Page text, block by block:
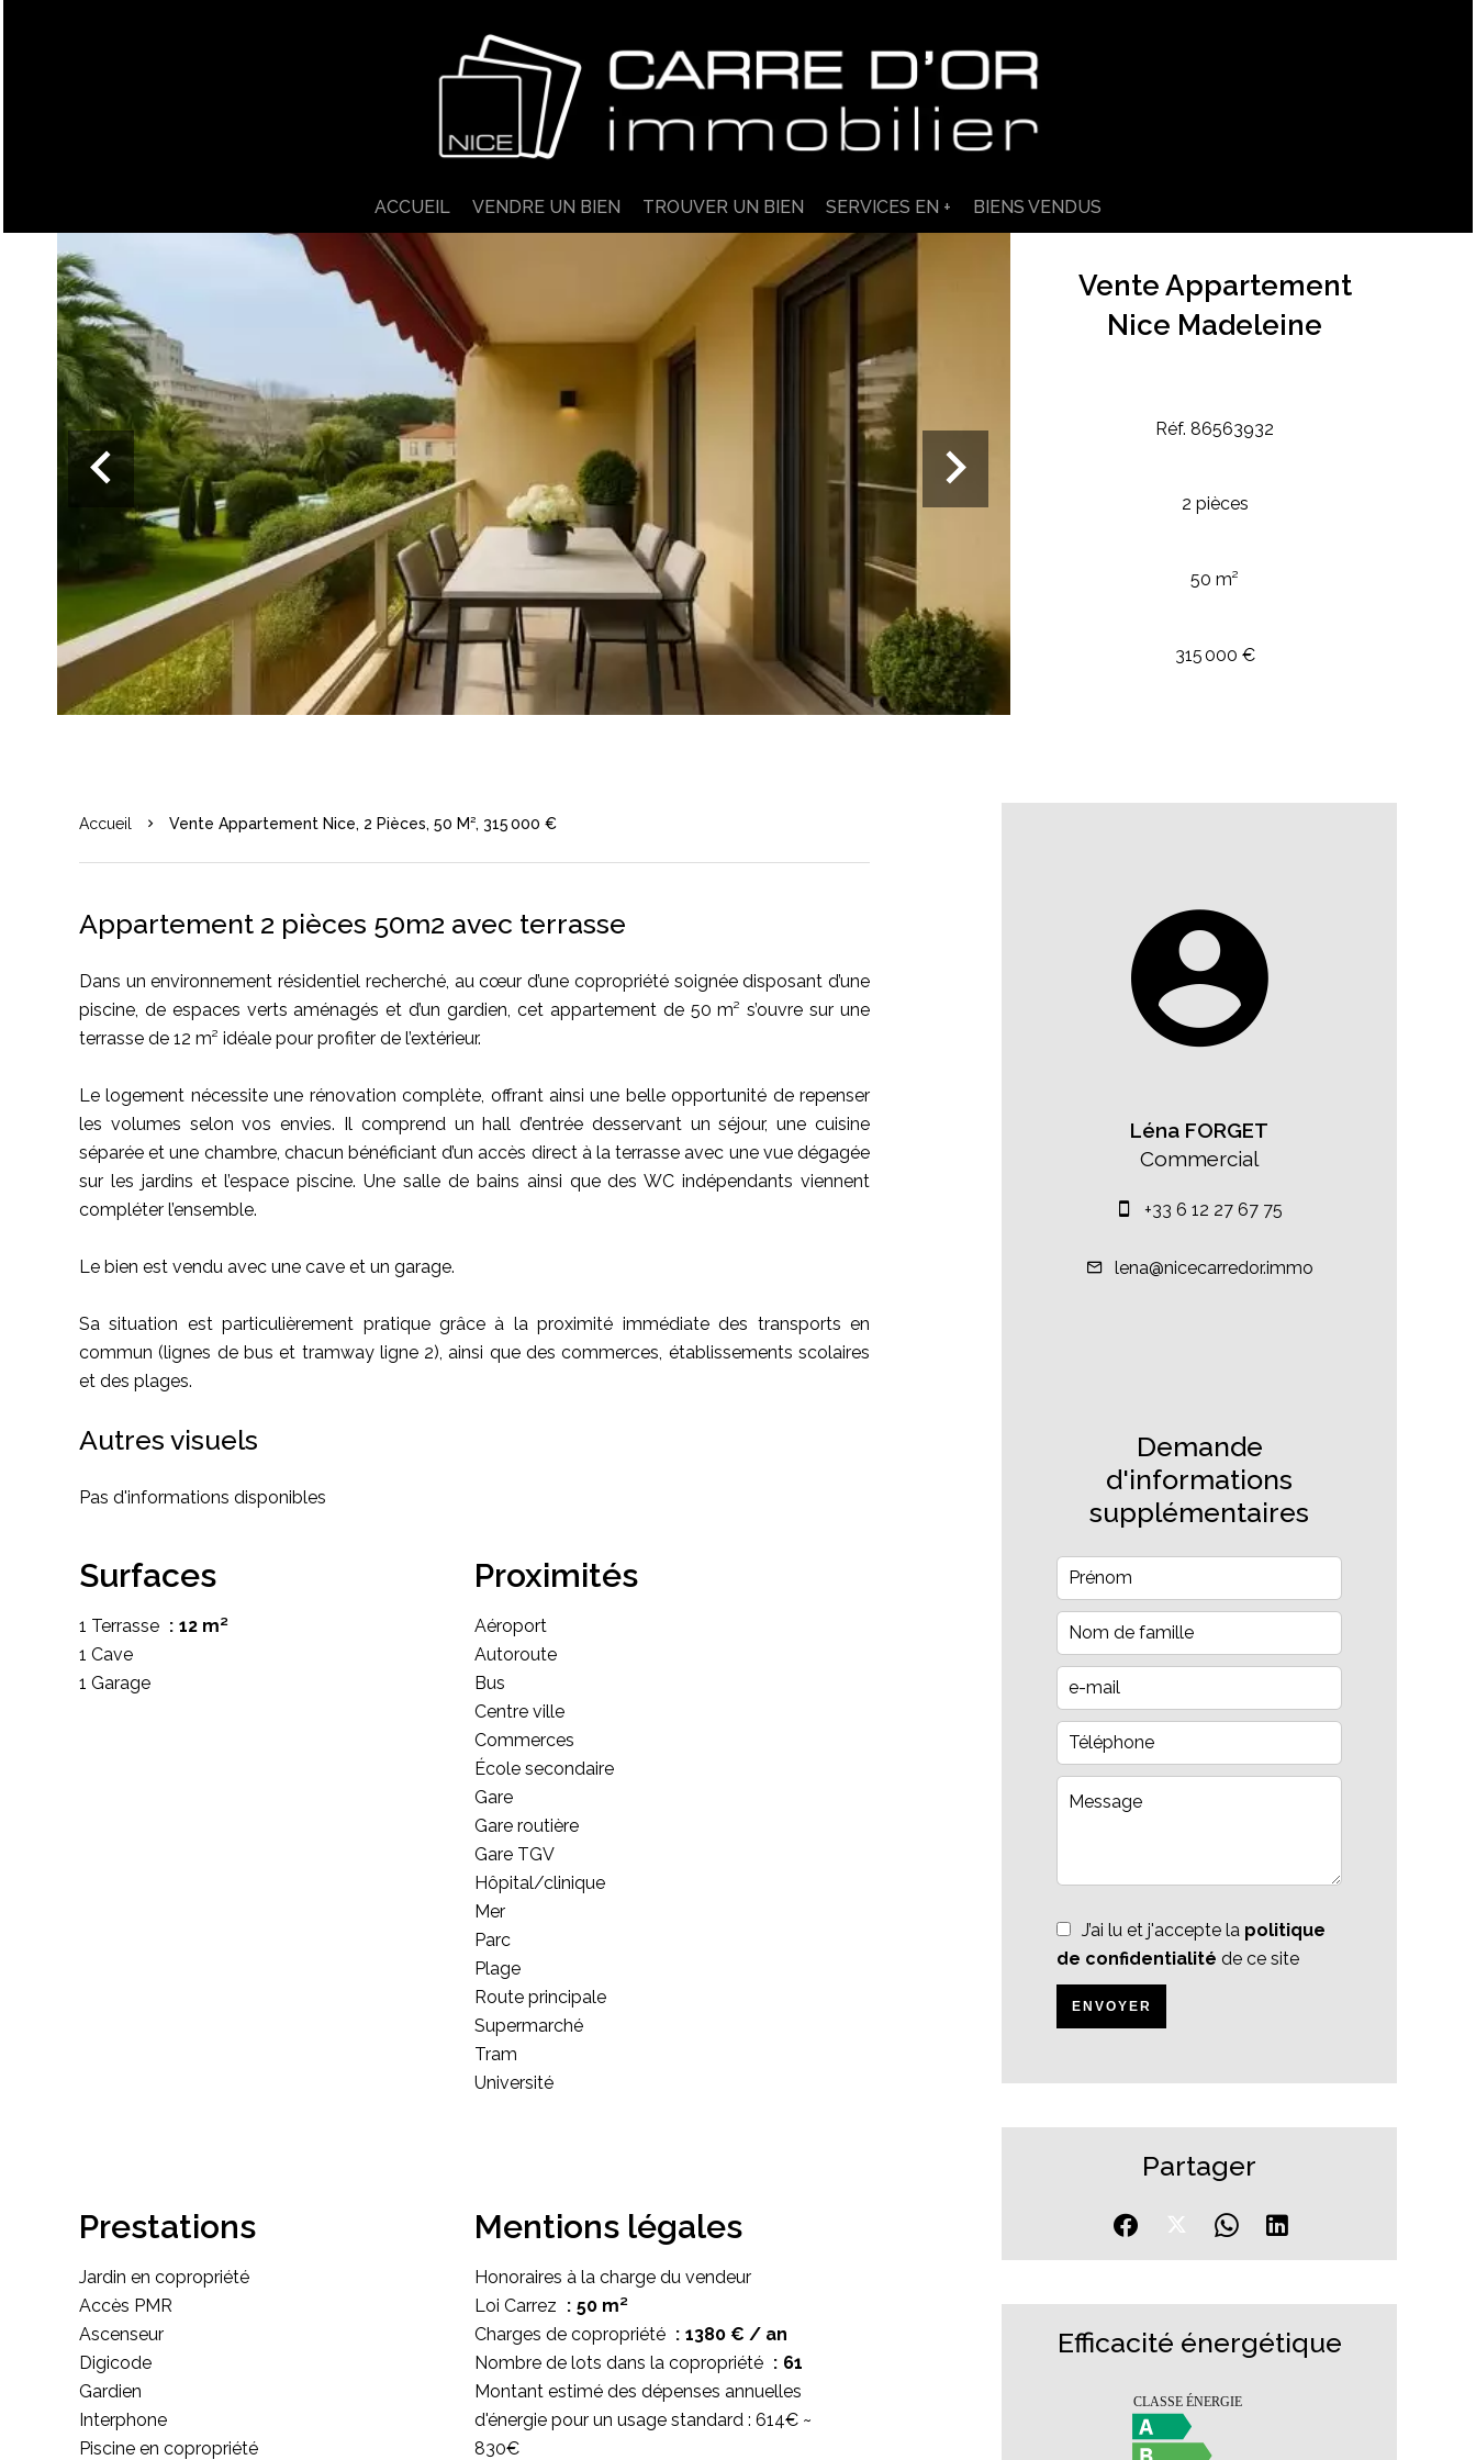
ACCUEIL VENDRE UN BIEN TROUVER UN BIEN SERVICES EN + BIENS VENDUS
Vente Appartement
Nice Madeleine
Réf. 86563932
2 pièces
50 m²
315 000 €
Accueil Vente Appartement Nice, 2 Pièces, 50 M², 315 000 €
Appartement 2 pièces 50m2 avec terrasse
Dans un environnement résidentiel recherché, au cœur d’une copropriété soignée disposant d’une
piscine, de espaces verts aménagés et d’un gardien, cet appartement de 50 m² s’ouvre sur une
terrasse de 12 m² idéale pour profiter de l’extérieur.
Le logement nécessite une rénovation complète, offrant ainsi une belle opportunité de repenser
les volumes selon vos envies. Il comprend un hall d’entrée desservant un séjour, une cuisine
séparée et une chambre, chacun bénéficiant d’un accès direct à la terrasse avec une vue dégagée
sur les jardins et l’espace piscine. Une salle de bains ainsi que des WC indépendants viennent
compléter l’ensemble.
Le bien est vendu avec une cave et un garage.
Sa situation est particulièrement pratique grâce à la proximité immédiate des transports en
commun (lignes de bus et tramway ligne 2), ainsi que des commerces, établissements scolaires
et des plages.
Autres visuels
Pas d'informations disponibles
Surfaces
1 Terrasse
12 m²
1 Cave
1 Garage
Proximités
Aéroport
Autoroute
Bus
Centre ville
Commerces
École secondaire
Gare
Gare routière
Gare TGV
Hôpital/clinique
Mer
Parc
Plage
Route principale
Supermarché
Tram
Université
Prestations
Jardin en copropriété
Accès PMR
Ascenseur
Digicode
Gardien
Interphone
Piscine en copropriété
Mentions légales
Honoraires à la charge du vendeur
Loi Carrez
50 m²
Charges de copropriété
1380 € / an
Nombre de lots dans la copropriété
61
Montant estimé des dépenses annuelles
d'énergie pour un usage standard : 614€ ~
830€
Léna FORGET
Commercial
+33 6 12 27 67 75
lena@nicecarredor.immo
Demande
d'informations
supplémentaires
J’ai lu et j'accepte la politique
de confidentialité de ce site
ENVOYER
Partager
Efficacité énergétique